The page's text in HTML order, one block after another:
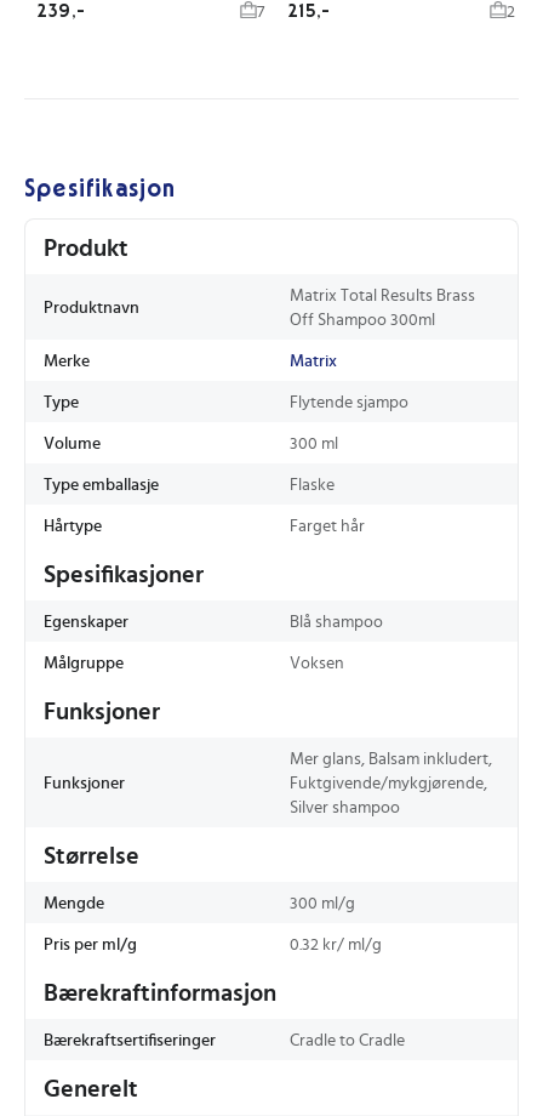
239,- 7 215,- 2
Spesifikasjon
Produkt
Produktnavn
Matrix Total Results Brass
Off Shampoo 300ml
Merke Matrix
Type Flytende sjampo
Volume 300 ml
Type emballasje Flaske
Hårtype Farget hår
Spesifikasjoner
Egenskaper Blå shampoo
Målgruppe Voksen
Funksjoner
Funksjoner
Mer glans, Balsam inkludert,
Fuktgivende/mykgjørende,
Silver shampoo
Størrelse
Mengde 300 ml/g
Pris per ml/g 0.32 kr/ ml/g
Bærekraftinformasjon
Bærekraftsertifiseringer Cradle to Cradle
Generelt